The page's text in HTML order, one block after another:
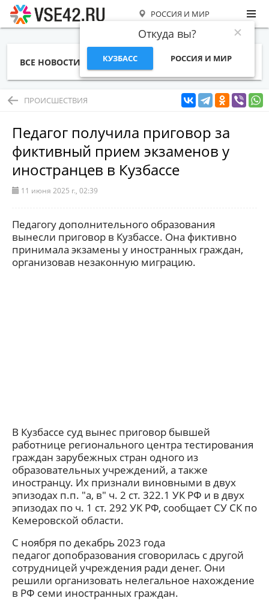
РОССИЯ И МИР
Откуда вы?
КУЗБАСС РОССИЯ И МИР
ВСЕ НОВОСТИ СТАТЬИ ТЕМЫ ФОТО
ПРОИСШЕСТВИЯ
Педагог получила приговор за
фиктивный прием экзаменов у
иностранцев в Кузбассе
11 июня 2025 г., 02:39
Педагогу дополнительного образования
вынесли приговор в Кузбассе. Она фиктивно
принимала экзамены у иностранных граждан,
организовав незаконную миграцию.
В Кузбассе суд вынес приговор бывшей
работнице регионального центра тестирования
граждан зарубежных стран одного из
образовательных учреждений, а также
иностранцу. Их признали виновными в двух
эпизодах п.п. "а, в" ч. 2 ст. 322.1 УК РФ и в двух
эпизодах по ч. 1 ст. 292 УК РФ, сообщает СУ СК по
Кемеровской области.
С ноября по декабрь 2023 года
педагог допобразования сговорилась с другой
сотрудницей учреждения ради денег. Они
решили организовать нелегальное нахождение
в РФ семи иностранных граждан.